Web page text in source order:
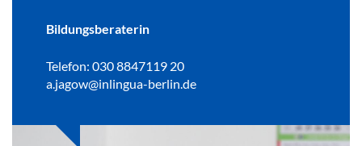
Bildungsberaterin
Telefon: 030 8847119 20
a.jagow@inlingua-berlin.de